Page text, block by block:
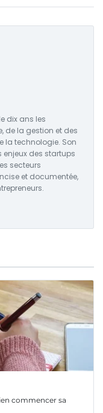
dix ans les
de la gestion et des
la technologie. Son
enjeux des startups
secteurs
et documentée,
commencer sa